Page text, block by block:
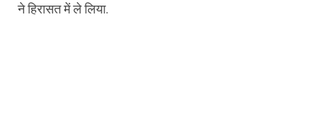
ने हिरासत में ले लिया.